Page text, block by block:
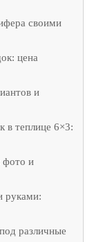
своими
цена
и
в теплице 6×3:
фото и
руками:
различные